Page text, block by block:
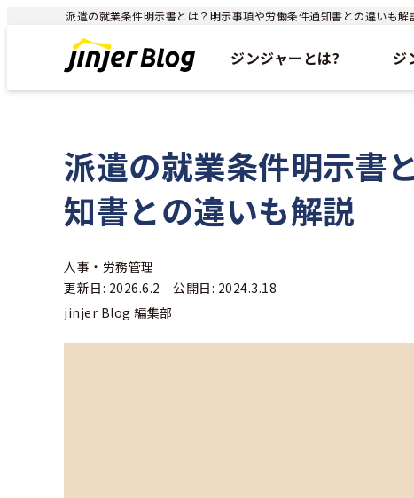
派遣の就業条件明示書とは？明示事項や労働条件通知書との違いも
ジンジャーとは? ジ
派遣の就業条件明示書
知書との違いも解説
人事・労務管理
更新日: 2026.6.2 公開日: 2024.3.18
jinjer Blog 編集部